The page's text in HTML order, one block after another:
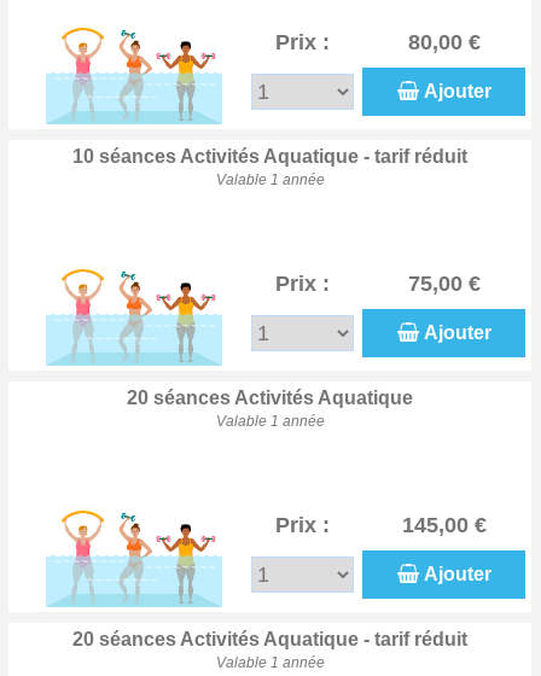
Prix : 80,00 €
Ajouter
10 séances Activités Aquatique - tarif réduit
Valable 1 année
Prix : 75,00 €
Ajouter
20 séances Activités Aquatique
Valable 1 année
Prix : 145,00 €
Ajouter
20 séances Activités Aquatique - tarif réduit
Valable 1 année